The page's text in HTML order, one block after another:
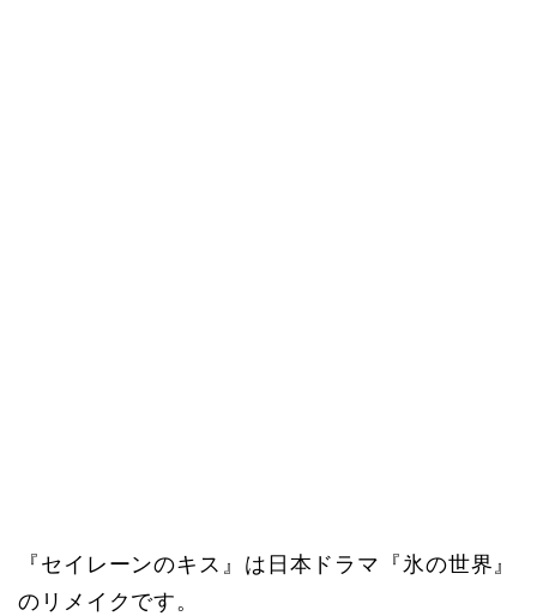
『セイレーンのキス』は日本ドラマ『氷の世界』
のリメイクです。